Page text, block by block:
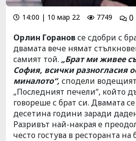
14:00 | 10 мар 22 7749
0
Орлин Горановсе сдобри с
двамата вече нямат
самият той. „Брат ми живее
София, всички разногласия
миналото“, сподели
„Последният печели“, който
говореше с брат си. Двамата
десетина години заради
Разривът най-накрая е
често гостува в ресторанта на